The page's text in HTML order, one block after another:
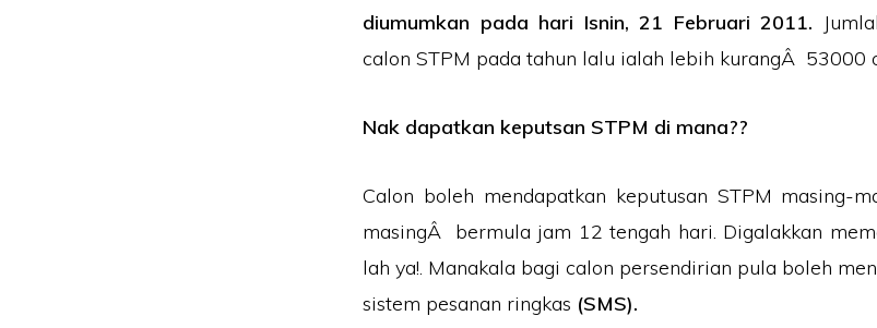
diumumkan pada hari Isnin, 21 Februari 2011.
calon STPM pada tahun lalu ialah lebih kurangÂ 53000
Nak dapatkan keputsan STPM di mana??
Calon boleh mendapatkan keputusan STPM masing-
masingÂ bermula jam 12 tengah hari. Digalakkan
lah ya!. Manakala bagi calon persendirian pula boleh
sistem pesanan ringkas (SMS).